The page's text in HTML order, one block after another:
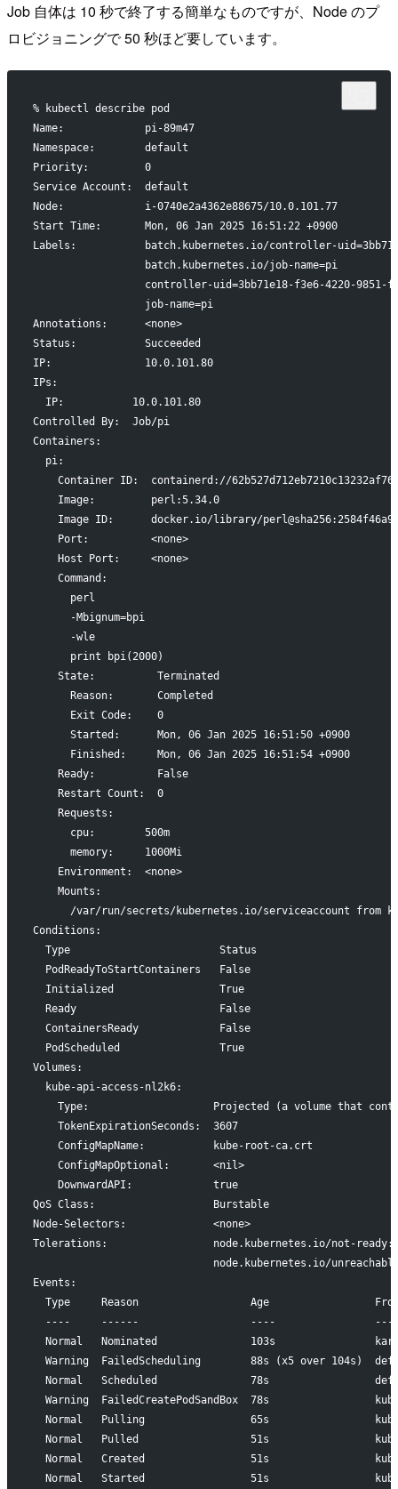
Job 自体は 10 秒で終了する簡単なものですが、Node のプ
ロビジョニングで 50 秒ほど要しています。
% kubectl describe pod
Name:             pi-89m47
Namespace:        default
Priority:         0
Service Account:  default
Node:             i-0740e2a4362e88675/10.0.101.77
Start Time:       Mon, 06 Jan 2025 16:51:22 +0900
Labels:           batch.kubernetes.io/controller-
                  batch.kubernetes.io/job-name=pi
controller-uid=3bb71e18-f3e6-4220-9851-
                  job-name=pi
Annotations:      <none>
Status:           Succeeded
IP:               10.0.101.80
IPs:
  IP:           10.0.101.80
Controlled By:  Job/pi
Containers:
  pi:
Container ID:  containerd://
    Image:         perl:5.34.0
Image ID:      docker.io/library/
    Port:          <none>
    Host Port:     <none>
    Command:
      perl
      -Mbignum=bpi
      -wle
      print bpi(2000)
    State:          Terminated
      Reason:       Completed
      Exit Code:    0
      Started:      Mon, 06 Jan 2025 16:51:50 +0900
      Finished:     Mon, 06 Jan 2025 16:51:54 +0900
    Ready:          False
    Restart Count:  0
    Requests:
      cpu:        500m
      memory:     1000Mi
    Environment:  <none>
    Mounts:
/var/run/secrets/kubernetes.io/serviceaccount from
Conditions:
  Type                        Status
  PodReadyToStartContainers   False
  Initialized                 True
  Ready                       False
  ContainersReady             False
  PodScheduled                True
Volumes:
  kube-api-access-nl2k6:
Type:                    Projected (a volume that
    TokenExpirationSeconds:  3607
    ConfigMapName:           kube-root-ca.crt
    ConfigMapOptional:       <nil>
    DownwardAPI:             true
QoS Class:                   Burstable
Node-Selectors:              <none>
Tolerations:                 node.kubernetes.io/not-
node.kubernetes.io/
Events:
Type     Reason                  Age
----     ------                  ----
Normal   Nominated               103s
Warning  FailedScheduling        88s (x5 over 104s)
Normal   Scheduled               78s
Warning  FailedCreatePodSandBox  78s
Normal   Pulling                 65s
Normal   Pulled                  51s
Normal   Created                 51s
Normal   Started                 51s